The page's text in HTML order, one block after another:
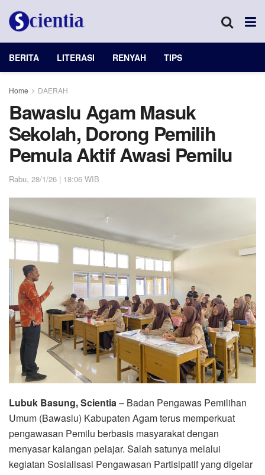
BERITA LITERASI RENYAH TIPS
Home DAERAH
Bawaslu Agam Masuk
Sekolah, Dorong Pemilih
Pemula Aktif Awasi Pemilu
Rabu, 28/1/26 | 18:06 WIB
Lubuk Basung, Scientia – Badan Pengawas Pemilihan
Umum (Bawaslu) Kabupaten Agam terus memperkuat
pengawasan Pemilu berbasis masyarakat dengan
menyasar kalangan pelajar. Salah satunya melalui
kegiatan Sosialisasi Pengawasan Partisipatif yang digelar